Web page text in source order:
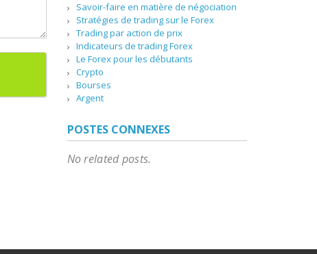
Savoir-faire en matière de négociation
Stratégies de trading sur le Forex
Trading par action de prix
Indicateurs de trading Forex
Le Forex pour les débutants
Crypto
Bourses
Argent
POSTES CONNEXES
No related posts.